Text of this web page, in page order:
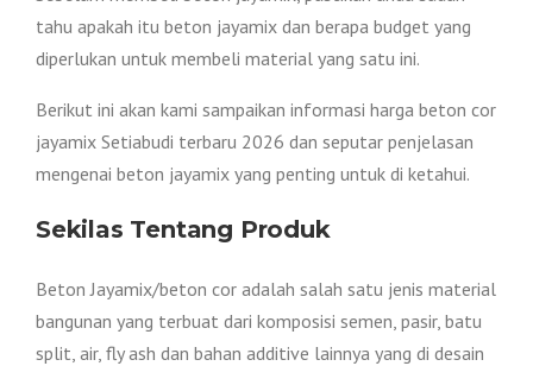
tahu apakah itu beton jayamix dan berapa budget yang
diperlukan untuk membeli material yang satu ini.
Berikut ini akan kami sampaikan informasi harga beton cor
jayamix Setiabudi terbaru 2026 dan seputar penjelasan
mengenai beton jayamix yang penting untuk di ketahui.
Sekilas Tentang Produk
Beton Jayamix/beton cor adalah salah satu jenis material
bangunan yang terbuat dari komposisi semen, pasir, batu
split, air, fly ash dan bahan additive lainnya yang di desain